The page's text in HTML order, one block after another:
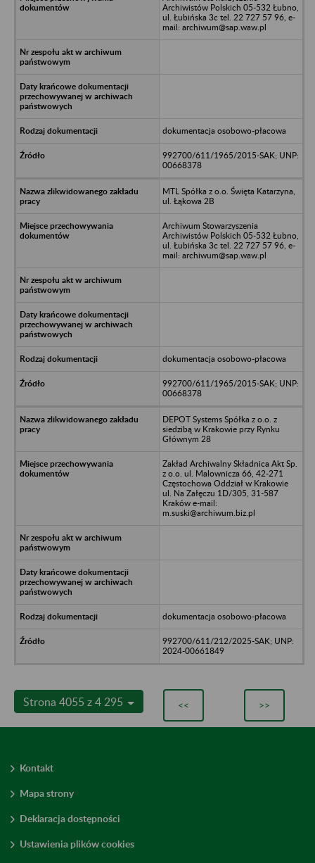
Archiwistów Polskich 05-532 Łubno,
ul. Łubińska 3c tel. 22 727 57 96, e-
mail: archiwum@sap.waw.pl
dokumentacja osobowo-płacowa
992700/611/1965/2015-SAK; UNP:
00668378
MTL Spółka z o.o. Święta Katarzyna,
ul. Łąkowa 2B
Archiwum Stowarzyszenia
Archiwistów Polskich 05-532 Łubno,
ul. Łubińska 3c tel. 22 727 57 96, e-
mail: archiwum@sap.waw.pl
dokumentacja osobowo-płacowa
992700/611/1965/2015-SAK; UNP:
00668378
DEPOT Systems Spółka z o.o. z
siedzibą w Krakowie przy Rynku
Głównym 28
Zakład Archiwalny Składnica Akt Sp.
z o.o. ul. Malownicza 66, 42-271
Częstochowa Oddział w Krakowie
ul. Na Załęczu 1D/305, 31-587
Kraków e-mail:
m.suski@archiwum.biz.pl
dokumentacja osobowo-płacowa
992700/611/212/2025-SAK; UNP:
2024-00661849
Strona 4055 z 4 295 << >>
Kontakt
Mapa strony
Deklaracja dostępności
Ustawienia plików cookies